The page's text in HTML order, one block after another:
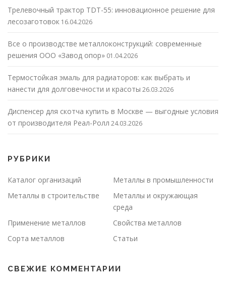
Трелевочный трактор TDT-55: инновационное решение для
лесозаготовок 16.04.2026
Все о производстве металлоконструкций: современные
решения ООО «Завод опор» 01.04.2026
Термостойкая эмаль для радиаторов: как выбрать и
нанести для долговечности и красоты 26.03.2026
Диспенсер для скотча купить в Москве — выгодные условия
от производителя Реал-Ролл 24.03.2026
РУБРИКИ
Каталог организаций
Металлы в промышленности
Металлы в строительстве
Металлы и окружающая
среда
Применение металлов
Свойства металлов
Сорта металлов
Статьи
СВЕЖИЕ КОММЕНТАРИИ